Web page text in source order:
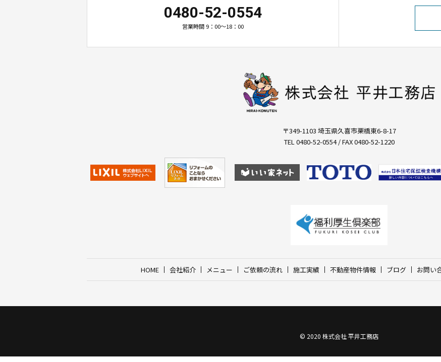
0480-52-0554
営業時間 9：00～18：00
〒349-1103 埼玉県久喜市栗橋東6-8-17
TEL 0480-52-0554 / FAX 0480-52-1220
HOME 会社紹介 メニュー ご依頼の流れ 施工実績 不動産物件情報 ブログ お問い
© 2020 株式会社 平井工務店